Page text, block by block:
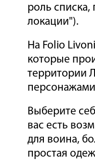
роль
локации").
На Folio
которые
территории
персонажами
Выберите
вас есть
для воина,
простая